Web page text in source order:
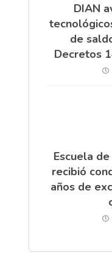
DIAN
de
Decretos
Escuela
recibió
años de